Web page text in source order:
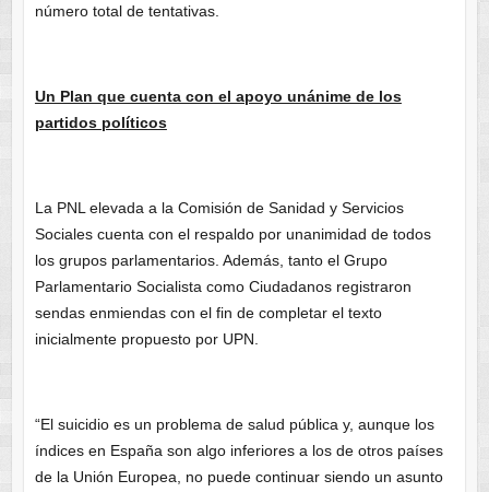
número total de tentativas.
Un Plan que cuenta con el apoyo unánime de los
partidos políticos
La PNL elevada a la Comisión de Sanidad y Servicios
Sociales cuenta con el respaldo por unanimidad de todos
los grupos parlamentarios. Además, tanto el Grupo
Parlamentario Socialista como Ciudadanos registraron
sendas enmiendas con el fin de completar el texto
inicialmente propuesto por UPN.
“El suicidio es un problema de salud pública y, aunque los
índices en España son algo inferiores a los de otros países
de la Unión Europea, no puede continuar siendo un asunto